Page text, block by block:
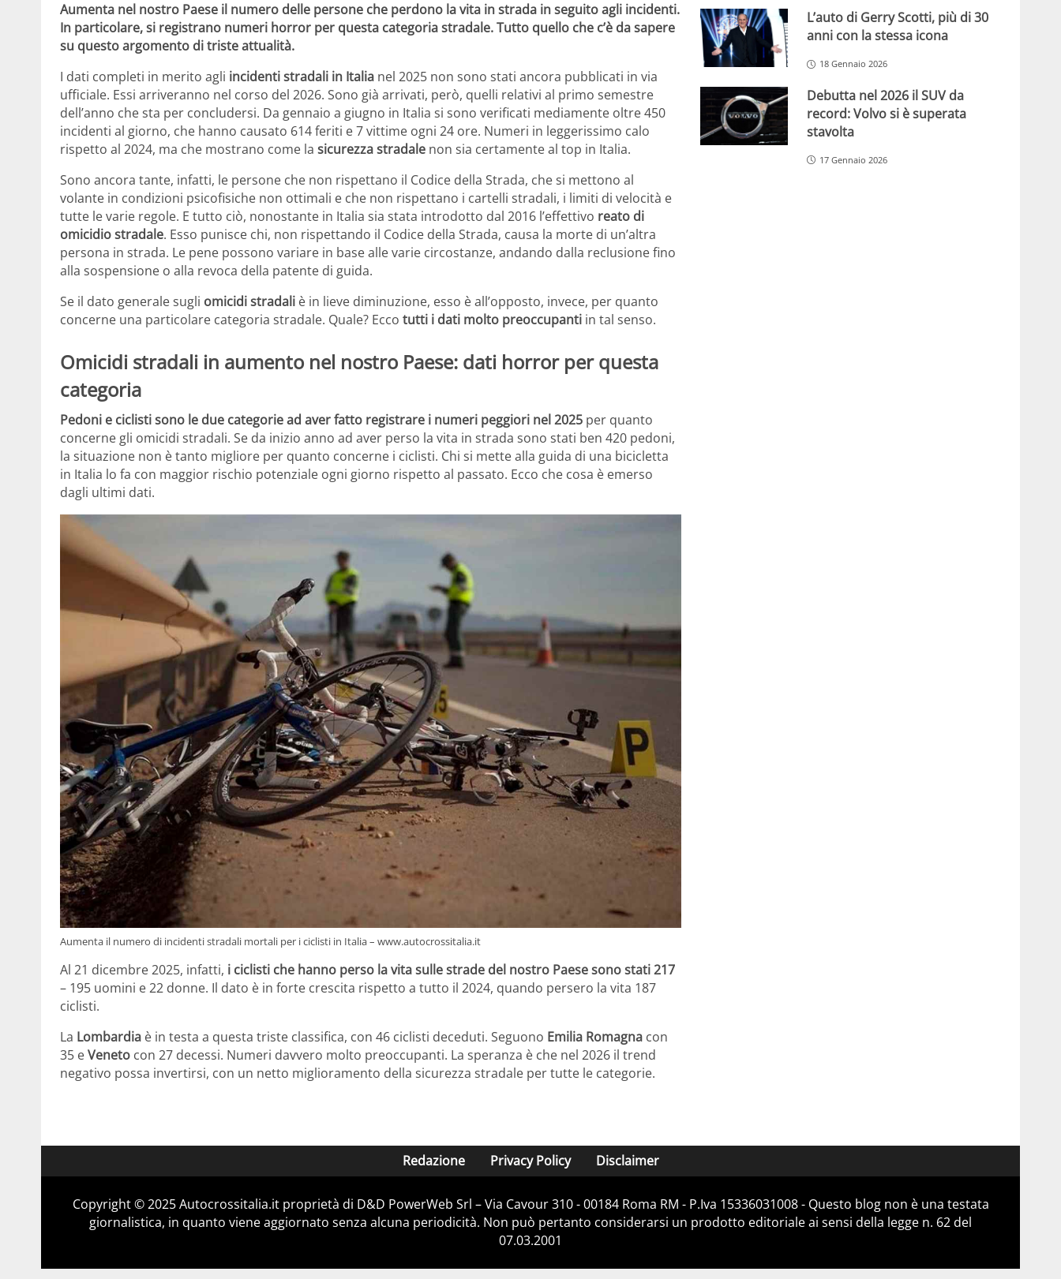
Aumenta nel nostro Paese il numero delle persone che perdono la vita in strada in seguito agli incidenti.
In particolare, si registrano numeri horror per questa categoria stradale. Tutto quello che c’è da sapere
su questo argomento di triste attualità.
I dati completi in merito agli incidenti stradali in Italia nel 2025 non sono stati ancora pubblicati in via
ufficiale. Essi arriveranno nel corso del 2026. Sono già arrivati, però, quelli relativi al primo semestre
dell’anno che sta per concludersi. Da gennaio a giugno in Italia si sono verificati mediamente oltre 450
incidenti al giorno, che hanno causato 614 feriti e 7 vittime ogni 24 ore. Numeri in leggerissimo calo
rispetto al 2024, ma che mostrano come la sicurezza stradale non sia certamente al top in Italia.
Sono ancora tante, infatti, le persone che non rispettano il Codice della Strada, che si mettono al
volante in condizioni psicofisiche non ottimali e che non rispettano i cartelli stradali, i limiti di velocità e
tutte le varie regole. E tutto ciò, nonostante in Italia sia stata introdotto dal 2016 l’effettivo reato di
omicidio stradale. Esso punisce chi, non rispettando il Codice della Strada, causa la morte di un’altra
persona in strada. Le pene possono variare in base alle varie circostanze, andando dalla reclusione fino
alla sospensione o alla revoca della patente di guida.
Se il dato generale sugli omicidi stradali è in lieve diminuzione, esso è all’opposto, invece, per quanto
concerne una particolare categoria stradale. Quale? Ecco tutti i dati molto preoccupanti in tal senso.
Omicidi stradali in aumento nel nostro Paese: dati horror per questa
categoria
Pedoni e ciclisti sono le due categorie ad aver fatto registrare i numeri peggiori nel 2025 per quanto
concerne gli omicidi stradali. Se da inizio anno ad aver perso la vita in strada sono stati ben 420 pedoni,
la situazione non è tanto migliore per quanto concerne i ciclisti. Chi si mette alla guida di una bicicletta
in Italia lo fa con maggior rischio potenziale ogni giorno rispetto al passato. Ecco che cosa è emerso
dagli ultimi dati.
Aumenta il numero di incidenti stradali mortali per i ciclisti in Italia – www.autocrossitalia.it
Al 21 dicembre 2025, infatti, i ciclisti che hanno perso la vita sulle strade del nostro Paese sono stati 217
– 195 uomini e 22 donne. Il dato è in forte crescita rispetto a tutto il 2024, quando persero la vita 187
ciclisti.
La Lombardia è in testa a questa triste classifica, con 46 ciclisti deceduti. Seguono Emilia Romagna con
35 eVeneto con 27 decessi. Numeri davvero molto preoccupanti. La speranza è che nel 2026 il trend
negativo possa invertirsi, con un netto miglioramento della sicurezza stradale per tutte le categorie.
L’auto di Gerry Scotti, più di 30
anni con la stessa icona
18 Gennaio 2026
Debutta nel 2026 il SUV da
record: Volvo si è superata
stavolta
17 Gennaio 2026
Redazione Privacy Policy Disclaimer
Copyright © 2025 Autocrossitalia.it proprietà di D&D PowerWeb Srl – Via Cavour 310 - 00184 Roma RM - P.Iva 15336031008 - Questo blog non è una testata
giornalistica, in quanto viene aggiornato senza alcuna periodicità. Non può pertanto considerarsi un prodotto editoriale ai sensi della legge n. 62 del
07.03.2001